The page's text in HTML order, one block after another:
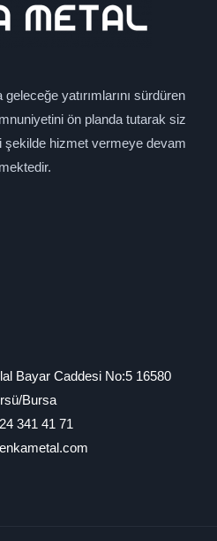
yatırımlarını sürdüren
ön planda tutarak siz
şekilde hizmet vermeye devam
Bayar Caddesi No:5 16580
Bursa
341 41 71